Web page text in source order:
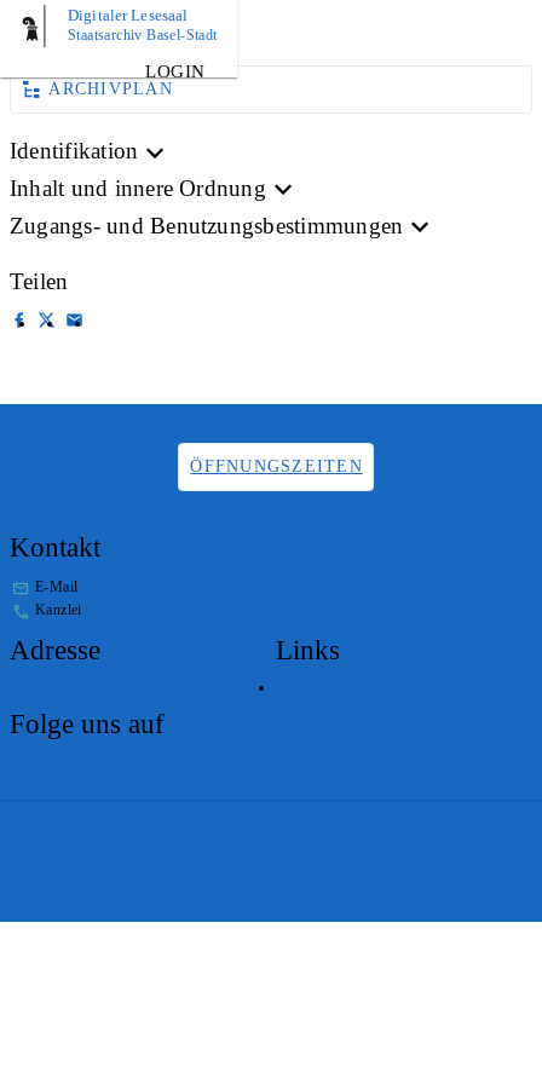
Digitaler Lesesaal
Staatsarchiv Basel-Stadt
LOGIN
BILD
ARCHIVPLAN
Identifikation
Inhalt und innere Ordnung
Zugangs- und Benutzungsbestimmungen
Teilen
ÖFFNUNGSZEITEN
Kontakt
E-Mail
Kanzlei
Adresse Links
Folge uns auf